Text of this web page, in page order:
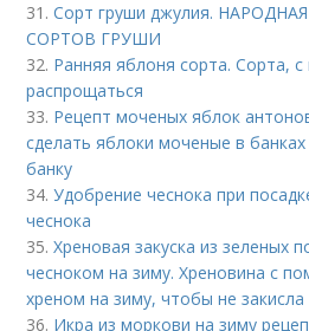
31.Сорт груши джулия.
СОРТОВ ГРУШИ
32. Ранняя яблоня сорта. Сорта,
распрощаться
33. Рецепт моченых яблок
сделать яблоки моченые в
банку
34.Удобрение чеснока при
чеснока
35.Хреновая закуска из зеленых
чесноком на зиму. Хреновина с
хреном на зиму, чтобы не закисла
36. Икра из моркови на зиму